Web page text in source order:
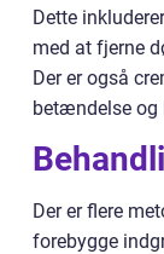
Dette
med at fjerne
Der er også
betændelse og
Der er flere
forebygge